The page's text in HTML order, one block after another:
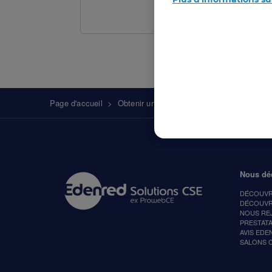
Fil
Page d'accueil > Obtenir un devis gratuit
Nous
NOUS
AVIS
SALONS